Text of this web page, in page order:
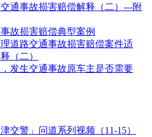
通事故损害赔偿解释（二）---附
故损害赔偿典型案例
道路交通事故损害赔偿案件适
（二）
发生交通事故原车主是否需要
交警」问道系列视频（11-15）